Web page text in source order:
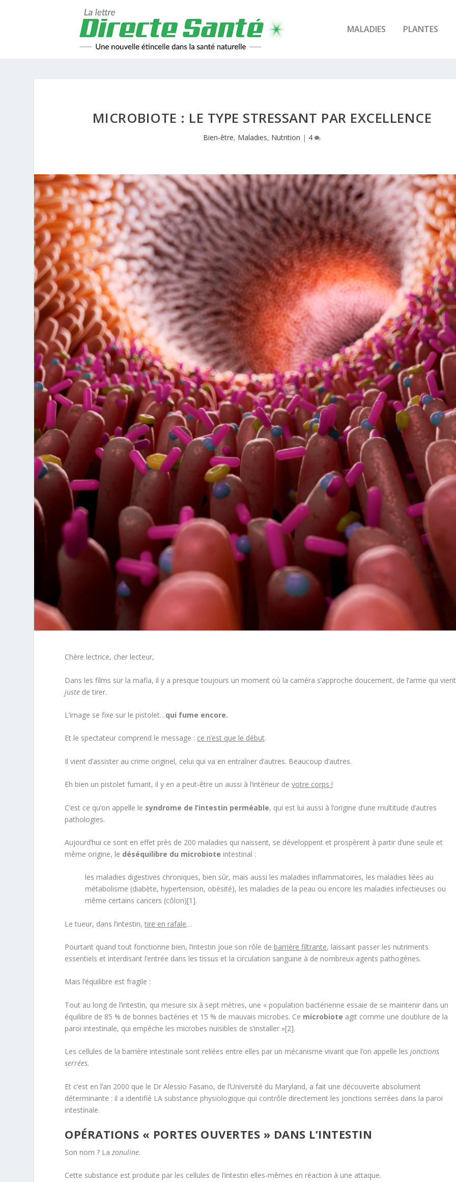
MALADIES PLANTES
MICROBIOTE : LE TYPE STRESSANT PAR EXCELLENCE
Bien-être, Maladies, Nutrition | 4
Chère lectrice, cher lecteur,
Dans les films sur la mafia, il y a presque toujours un moment où la caméra s’approche doucement, de l’arme qui vient
juste de tirer.
L’image se fixe sur le pistolet…qui fume encore.
Et le spectateur comprend le message : ce n’est que le début.
Il vient d’assister au crime originel, celui qui va en entraîner d’autres. Beaucoup d’autres.
Eh bien un pistolet fumant, il y en a peut-être un aussi à l’intérieur devotre corps !
C’est ce qu’on appelle le syndrome de l’intestin perméable, qui est lui aussi à l’origine d’une multitude d’autres
pathologies.
Aujourd’hui ce sont en effet près de 200 maladies qui naissent, se développent et prospèrent à partir d’une seule et
même origine, le déséquilibre du microbiote intestinal :
les maladies digestives chroniques, bien sûr, mais aussi les maladies inflammatoires, les maladies liées au
métabolisme (diabète, hypertension, obésité), les maladies de la peau ou encore les maladies infectieuses ou
même certains cancers (côlon)[1].
Le tueur, dans l’intestin,tire en rafale…
Pourtant quand tout fonctionne bien, l’intestin joue son rôle de barrière filtrante, laissant passer les nutriments
essentiels et interdisant l’entrée dans les tissus et la circulation sanguine à de nombreux agents pathogènes.
Mais l’équilibre est fragile :
Tout au long de l’intestin, qui mesure six à sept mètres, une « population bactérienne essaie de se maintenir dans un
équilibre de 85 % de bonnes bactéries et 15 % de mauvais microbes. Ce microbiote agit comme une doublure de la
paroi intestinale, qui empêche les microbes nuisibles de s’installer »[2].
Les cellules de la barrière intestinale sont reliées entre elles par un mécanisme vivant que l’on appelle lesjonctions
serrées.
Et c’est en l’an 2000 que le Dr Alessio Fasano, de l’Université du Maryland, a fait une découverte absolument
déterminante : il a identifié LA substance physiologique qui contrôle directement les jonctions serrées dans la paroi
intestinale.
OPÉRATIONS « PORTES OUVERTES » DANS L’INTESTIN
Son nom ? Lazonuline.
Cette substance est produite par les cellules de l’intestin elles-mêmes en réaction à une attaque.